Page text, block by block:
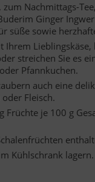
zum Nachmittags-
Ginger
süße sowie
Ihrem Lieblingskäse,
streichen Sie es
Pfannkuchen.
auch eine
Fleisch.
Früchte je 100 g
Kühlschrank lagern.